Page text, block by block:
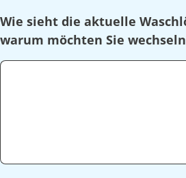
Wie sieht die aktuelle
warum möchten Sie